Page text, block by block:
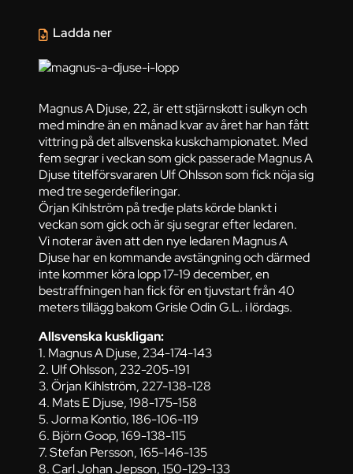
Magnus A Djuse, 22, är ett stjärnskott i sulkyn och
med mindre än en månad kvar av året har han fått
vittring på det allsvenska kuskchampionatet. Med
fem segrar i veckan som gick passerade Magnus A
Djuse titelförsvararen Ulf Ohlsson som fick nöja sig
med tre segerdefileringar.
Örjan Kihlström på tredje plats körde blankt i
veckan som gick och är sju segrar efter ledaren.
Vi noterar även att den nye ledaren Magnus A
Djuse har en kommande avstängning och därmed
inte kommer köra lopp 17-19 december, en
bestraffningen han fick för en tjuvstart från 40
meters tillägg bakom Grisle Odin G.L. i lördags.
Allsvenska kuskligan:
1. Magnus A Djuse, 234-174-143
2. Ulf Ohlsson, 232-205-191
3. Örjan Kihlström, 227-138-128
4. Mats E Djuse, 198-175-158
5. Jorma Kontio, 186-106-119
6. Björn Goop, 169-138-115
7. Stefan Persson, 165-146-135
8. Carl Johan Jepson, 150-129-133
Ladda ner